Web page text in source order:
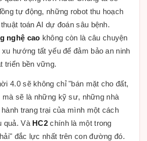
tự động, những robot thu hoạch
toán AI dự đoán sâu bệnh.
nghệ cao không còn là câu chuyện
hướng tất yếu để đảm bảo an ninh
triển bền vững.
4.0 sẽ không chỉ "bán mặt cho đất,
mà sẽ là những kỹ sư, những nhà
trang trại của mình một cách
quả. Và HC2 chính là một trong
đắc lực nhất trên con đường đó.